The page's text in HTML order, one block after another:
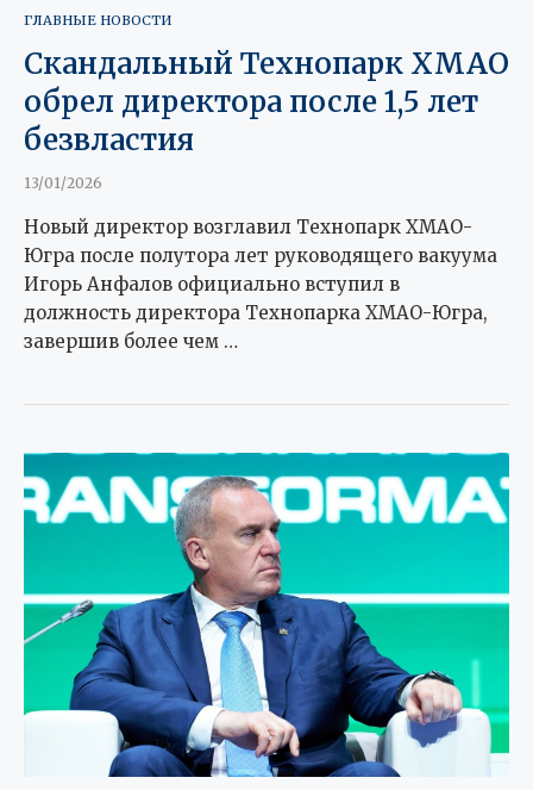
ГЛАВНЫЕ НОВОСТИ
Скандальный Технопарк ХМАО
обрел директора после 1,5 лет
безвластия
13/01/2026
Новый директор возглавил Технопарк ХМАО-
Югра после полутора лет руководящего вакуума
Игорь Анфалов официально вступил в
должность директора Технопарка ХМАО-Югра,
завершив более чем …